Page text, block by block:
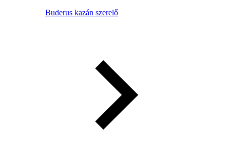
Buderus kazán szerelő